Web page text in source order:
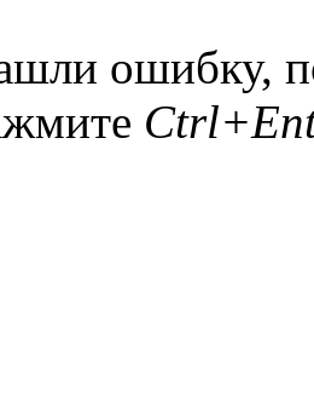
ошибку,